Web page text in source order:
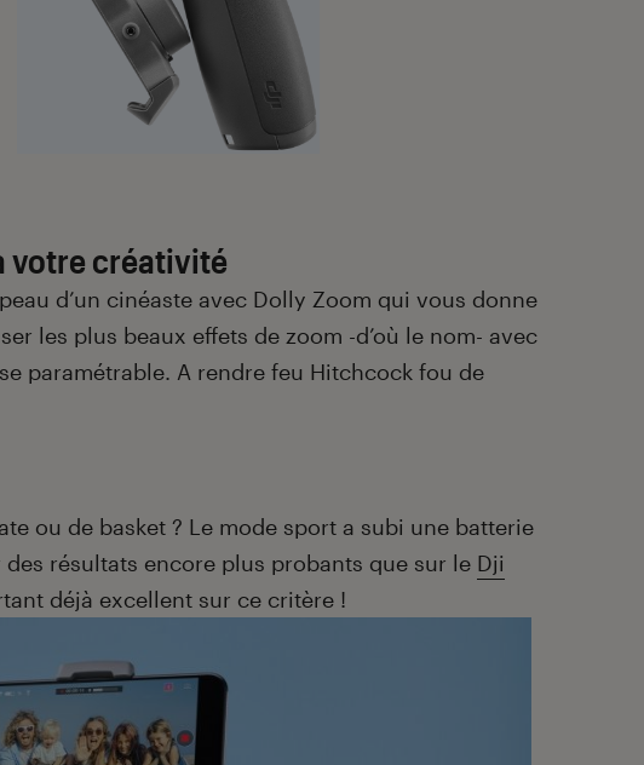
votre créativité
d’un cinéaste avec Dolly Zoom qui vous donne
les plus beaux effets de zoom -d’où le nom- avec
paramétrable. A rendre feu Hitchcock fou de
ou de basket ? Le mode sport a subi une batterie
des résultats encore plus probants que sur le Dji
déjà excellent sur ce critère !